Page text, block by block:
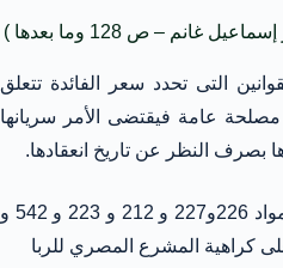
غانم – ص 128 وما بعدها )
التى تحدد سعر الفائدة تتعلق
مصلحة عامة فيقتضى الأمر سريانها
بصرف النظر عن تاريخ انعقادها.
والحقيقة من الأمر انه ان دلت المواد 226و227 و 212 و 223 و 542 و